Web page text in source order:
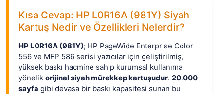
Kısa Cevap: HP L0R16A (981Y) Siyah
Kartuş Nedir ve Özellikleri Nelerdir?
HP L0R16A (981Y); HP PageWide Enterprise Color
556 ve MFP 586 serisi yazıcılar için geliştirilmiş,
yüksek baskı hacmine sahip kurumsal kullanıma
yönelik orijinal siyah mürekkep kartuşudur. 20.000
sayfa gibi devasa bir baskı kapasitesi sunan bu